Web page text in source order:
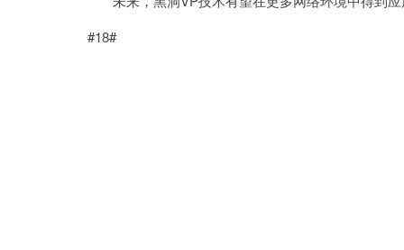
#18#